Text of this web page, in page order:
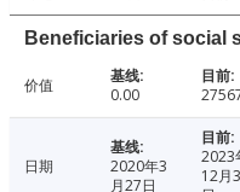
Beneficiaries of social
价值 0.00
日期
2020年3
月27日
2023
12月